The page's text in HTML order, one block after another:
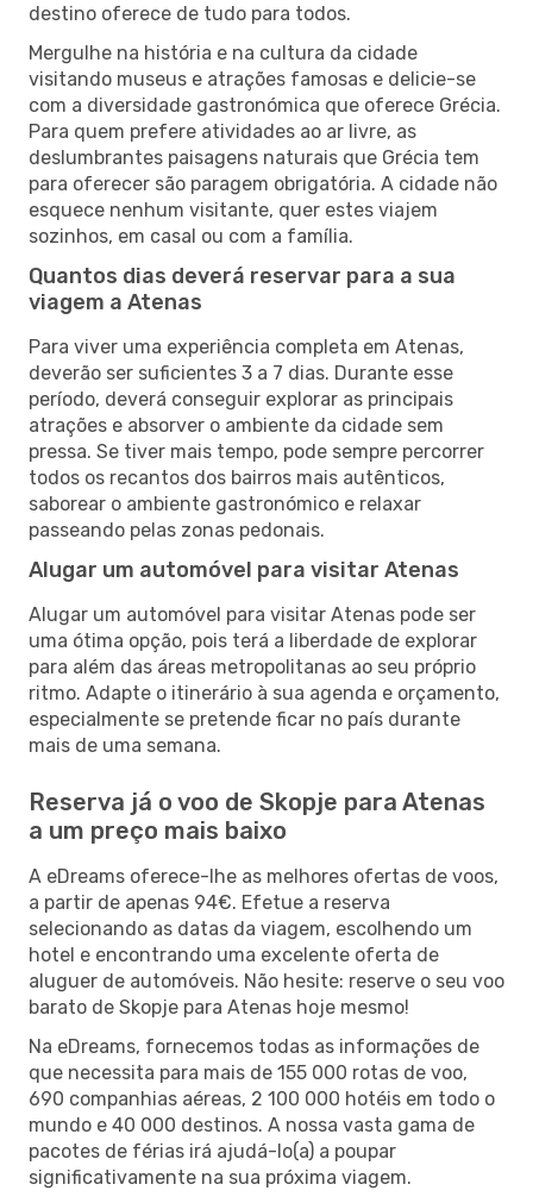
destino oferece de tudo para todos.
Mergulhe na história e na cultura da cidade
visitando museus e atrações famosas e delicie-se
com a diversidade gastronómica que oferece Grécia.
Para quem prefere atividades ao ar livre, as
deslumbrantes paisagens naturais que Grécia tem
para oferecer são paragem obrigatória. A cidade não
esquece nenhum visitante, quer estes viajem
sozinhos, em casal ou com a família.
Quantos dias deverá reservar para a sua
viagem a Atenas
Para viver uma experiência completa em Atenas,
deverão ser suficientes 3 a 7 dias. Durante esse
período, deverá conseguir explorar as principais
atrações e absorver o ambiente da cidade sem
pressa. Se tiver mais tempo, pode sempre percorrer
todos os recantos dos bairros mais autênticos,
saborear o ambiente gastronómico e relaxar
passeando pelas zonas pedonais.
Alugar um automóvel para visitar Atenas
Alugar um automóvel para visitar Atenas pode ser
uma ótima opção, pois terá a liberdade de explorar
para além das áreas metropolitanas ao seu próprio
ritmo. Adapte o itinerário à sua agenda e orçamento,
especialmente se pretende ficar no país durante
mais de uma semana.
Reserva já o voo de Skopje para Atenas
a um preço mais baixo
A eDreams oferece-lhe as melhores ofertas de voos,
a partir de apenas 94€. Efetue a reserva
selecionando as datas da viagem, escolhendo um
hotel e encontrando uma excelente oferta de
aluguer de automóveis. Não hesite: reserve o seu voo
barato de Skopje para Atenas hoje mesmo!
Na eDreams, fornecemos todas as informações de
que necessita para mais de 155 000 rotas de voo,
690 companhias aéreas, 2 100 000 hotéis em todo o
mundo e 40 000 destinos. A nossa vasta gama de
pacotes de férias irá ajudá-lo(a) a poupar
significativamente na sua próxima viagem.